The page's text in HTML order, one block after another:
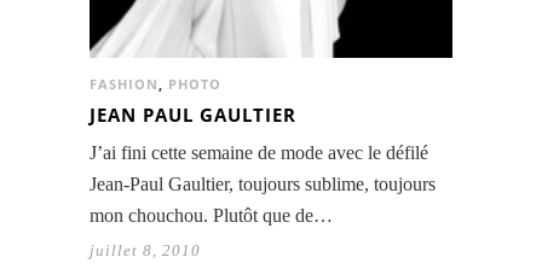
FASHION, PHOTO
JEAN PAUL GAULTIER
J’ai fini cette semaine de mode avec le défilé
Jean-Paul Gaultier, toujours sublime, toujours
mon chouchou. Plutôt que de…
juillet 8, 2010